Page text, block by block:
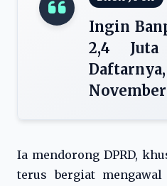
Ingin
2,4
Ia mendorong DPRD,
terus bergiat